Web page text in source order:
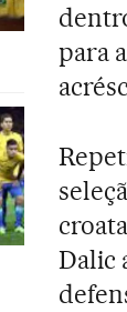
para
Dalic